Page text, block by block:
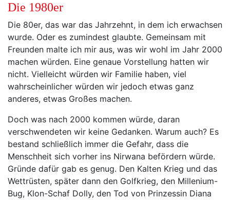
Die 1980er
Die 80er, das war das Jahrzehnt, in dem ich erwachsen
wurde. Oder es zumindest glaubte. Gemeinsam mit
Freunden malte ich mir aus, was wir wohl im Jahr 2000
machen würden. Eine genaue Vorstellung hatten wir
nicht. Vielleicht würden wir Familie haben, viel
wahrscheinlicher würden wir jedoch etwas ganz
anderes, etwas Großes machen.
Doch was nach 2000 kommen würde, daran
verschwendeten wir keine Gedanken. Warum auch? Es
bestand schließlich immer die Gefahr, dass die
Menschheit sich vorher ins Nirwana befördern würde.
Gründe dafür gab es genug. Den Kalten Krieg und das
Wettrüsten, später dann den Golfkrieg, den Millenium-
Bug, Klon-Schaf Dolly, den Tod von Prinzessin Diana